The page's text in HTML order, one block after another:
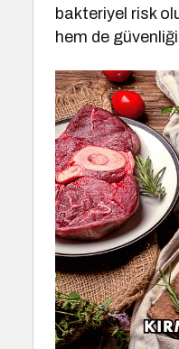
bakteriyel risk
hem de